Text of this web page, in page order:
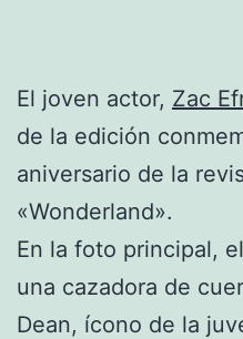
El joven actor, Zac
de la edición
aniversario de la
«Wonderland».
En la foto principal, el
una cazadora de
Dean, ícono de la